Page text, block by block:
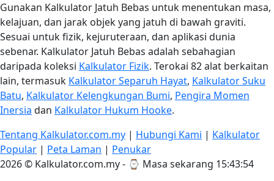
Gunakan Kalkulator Jatuh Bebas untuk menentukan masa,
kelajuan, dan jarak objek yang jatuh di bawah graviti.
Sesuai untuk fizik, kejuruteraan, dan aplikasi dunia
sebenar. Kalkulator Jatuh Bebas adalah sebahagian
daripada koleksi Kalkulator Fizik. Terokai 82 alat berkaitan
lain, termasuk Kalkulator Separuh Hayat, Kalkulator Suku
Batu, Kalkulator Kelengkungan Bumi, Pengira Momen
Inersia dan Kalkulator Hukum Hooke.
Tentang Kalkulator.com.my | Hubungi Kami | Kalkulator
Popular | Peta Laman | Penukar
2026 © Kalkulator.com.my - ⌚ Masa sekarang 15:43:55